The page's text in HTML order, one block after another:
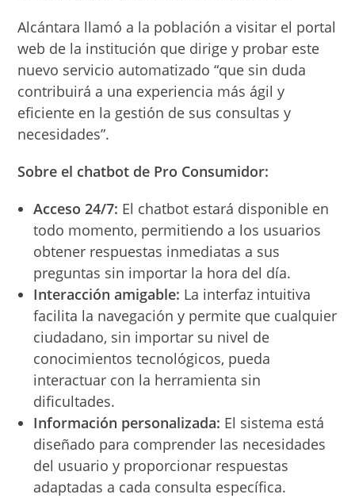
Alcántara llamó a la población a visitar el portal
web de la institución que dirige y probar este
nuevo servicio automatizado “que sin duda
contribuirá a una experiencia más ágil y
eficiente en la gestión de sus consultas y
necesidades”.
Sobre el chatbot de Pro Consumidor:
Acceso 24/7: El chatbot estará disponible en
todo momento, permitiendo a los usuarios
obtener respuestas inmediatas a sus
preguntas sin importar la hora del día.
Interacción amigable: La interfaz intuitiva
facilita la navegación y permite que cualquier
ciudadano, sin importar su nivel de
conocimientos tecnológicos, pueda
interactuar con la herramienta sin
dificultades.
Información personalizada: El sistema está
diseñado para comprender las necesidades
del usuario y proporcionar respuestas
adaptadas a cada consulta específica.